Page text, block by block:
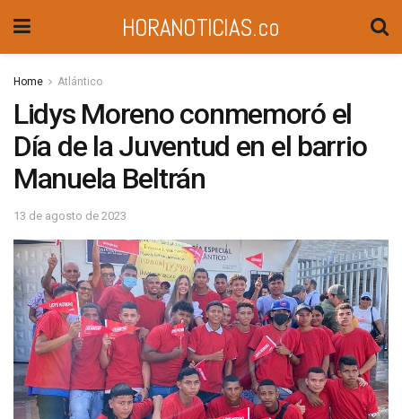
HORANOTICIAS.co
Home Atlántico
Lidys Moreno conmemoró el
Día de la Juventud en el barrio
Manuela Beltrán
13 de agosto de 2023